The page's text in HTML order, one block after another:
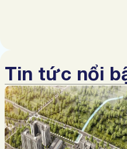
Tin tức nổi